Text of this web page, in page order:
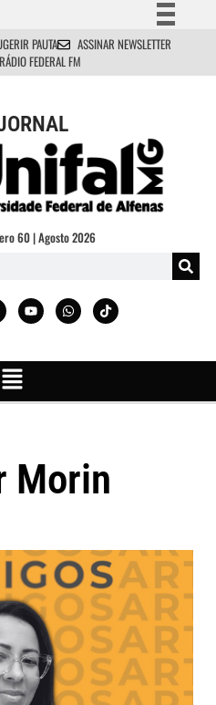
Simplifique!
Comunica BR
Acesso à informação
Legislação
Canais
PAUTA
ASSINAR NEWSLETTER
FEDERAL FM
60 | Agosto 2026
Morin